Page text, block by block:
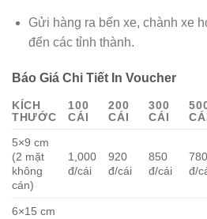
Gửi hàng ra bến xe, chành xe
đến các tỉnh thành.
Báo Giá Chi Tiết In Voucher
KÍCH
THƯỚC
100
CÁI
200
CÁI
300
CÁI
5×9 cm
(2 mặt
không
cán)
1,000
đ/cái
920
đ/cái
850
đ/cái
780
đ/
6×15 cm